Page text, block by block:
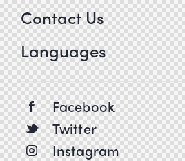
Contact Us
Languages
Facebook
Twitter
Instagram